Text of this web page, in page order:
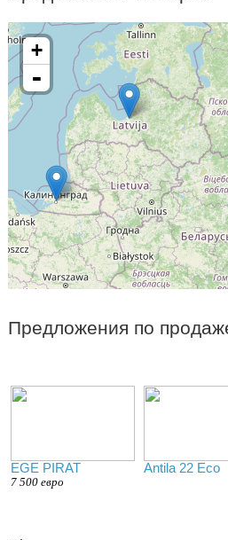
+
-
Предложения по
EGE PIRAT
7 500 евро
Antila 22 Eco